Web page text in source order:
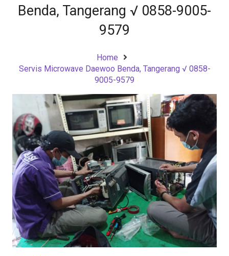
Benda, Tangerang √ 0858-9005-
9579
Home
Servis Microwave Daewoo Benda, Tangerang √ 0858-
9005-9579